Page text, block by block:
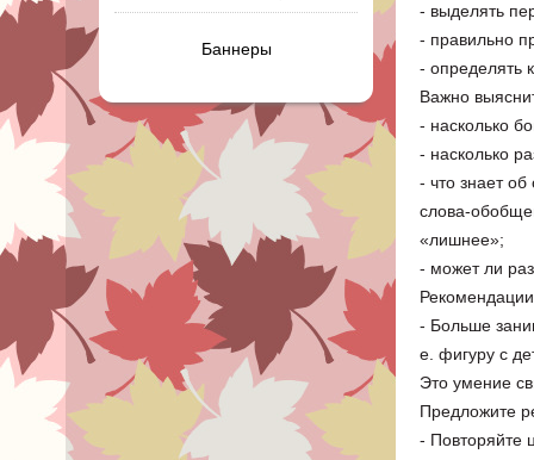
Баннеры
- выделять
- правильно
- определять
Важно
- насколько
- насколько
- что знает
слова-
«лишнее»;
- может ли
- Больше
е. фигуру с
Это умение
Предложите
- Повторяйте